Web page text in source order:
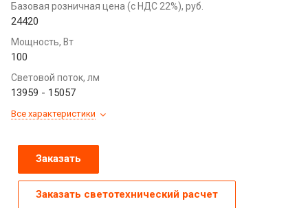
Базовая розничная цена (с НДС 22%), руб.
24420
Мощность, Вт
100
Световой поток, лм
13959 - 15057
Все характеристики
Заказать
Заказать светотехнический расчет